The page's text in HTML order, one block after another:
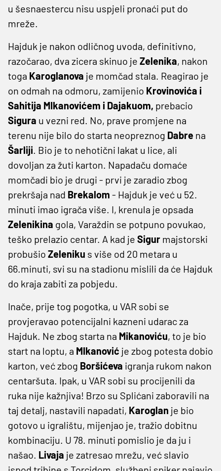
u šesnaestercu nisu uspjeli pronaći put do
mreže.
Hajduk je nakon odličnog uvoda, definitivno,
razočarao, dva zicera skinuo je Zelenika, nakon
toga Karoglanova je momčad stala. Reagirao je
on odmah na odmoru, zamijenio Krovinovića i
Sahitija MIkanovićem i Dajakuom, prebacio
Sigura u vezni red. No, prave promjene na
terenu nije bilo do starta neopreznog Dabre na
Šarliji. Bio je to nehotični lakat u lice, ali
dovoljan za žuti karton. Napadaču domaće
momčadi bio je drugi - prvi je zaradio zbog
prekršaja nad Brekalom - Hajduk je već u 52.
minuti imao igrača više. I, krenula je opsada
Zelenikina gola, Varaždin se potpuno povukao,
teško prelazio centar. A kad je Sigur majstorski
probušio Zeleniku s više od 20 metara u
66.minuti, svi su na stadionu mislili da će Hajduk
do kraja zabiti za pobjedu.
Inače, prije tog pogotka, u VAR sobi se
provjeravao potencijalni kazneni udarac za
Hajduk. Ne zbog starta na Mikanoviću, to je bio
start na loptu, a MIkanović je zbog potesta dobio
karton, već zbog Boršićeva igranja rukom nakon
centaršuta. Ipak, u VAR sobi su procijenili da
ruka nije kažnjiva! Brzo su Splićani zaboravili na
taj detalj, nastavili napadati, Karoglan je bio
gotovo u igralištu, mijenjao je, tražio dobitnu
kombinaciju. U 78. minuti pomislio je da ju i
našao. Livaja je zatresao mrežu, već slavio